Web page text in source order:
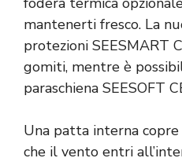
mantenerti fresco. La
protezioni SEESMART
gomiti, mentre è
paraschiena SEESOFT
Una patta interna
che il vento entri